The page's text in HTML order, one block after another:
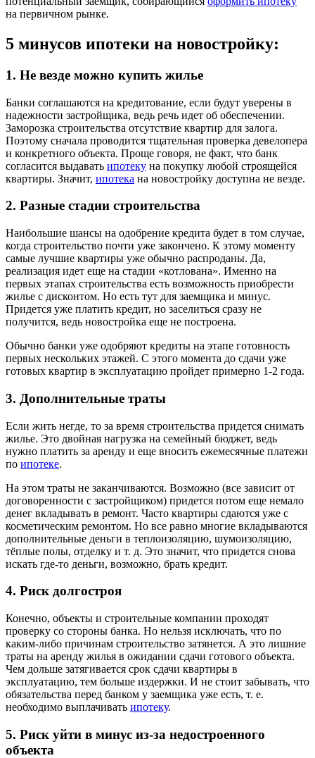
на первичном рынке.
5 минусов ипотеки на новостройку:
1. Не везде можно купить жилье
Банки соглашаются на кредитование, если будут уверены в
надежности застройщика, ведь речь идет об обеспечении.
Заморозка строительства отсутствие квартир для залога.
Поэтому сначала проводится тщательная проверка девелопера
и конкретного объекта. Проще говоря, не факт, что банк
согласится выдавать ипотеку на покупку любой строящейся
квартиры. Значит, ипотека на новостройку доступна не везде.
2. Разные стадии строительства
Наибольшие шансы на одобрение кредита будет в том случае,
когда строительство почти уже закончено. К этому моменту
самые лучшие квартиры уже обычно распроданы. Да,
реализация идет еще на стадии «котлована». Именно на
первых этапах строительства есть возможность приобрести
жилье с дисконтом. Но есть тут для заемщика и минус.
Придется уже платить кредит, но заселиться сразу не
получится, ведь новостройка еще не построена.
Обычно банки уже одобряют кредиты на этапе готовность
первых нескольких этажей. С этого момента до сдачи уже
готовых квартир в эксплуатацию пройдет примерно 1-2 года.
3. Дополнительные траты
Если жить негде, то за время строительства придется снимать
жилье. Это двойная нагрузка на семейный бюджет, ведь
нужно платить за аренду и еще вносить ежемесячные платежи
по ипотеке.
На этом траты не заканчиваются. Возможно (все зависит от
договоренности с застройщиком) придется потом еще немало
денег вкладывать в ремонт. Часто квартиры сдаются уже с
косметическим ремонтом. Но все равно многие вкладываются
дополнительные деньги в теплоизоляцию, шумоизоляцию,
тёплые полы, отделку и т. д. Это значит, что придется снова
искать где-то деньги, возможно, брать кредит.
4. Риск долгостроя
Конечно, объекты и строительные компании проходят
проверку со стороны банка. Но нельзя исключать, что по
каким-либо причинам строительство затянется. А это лишние
траты на аренду жилья в ожидании сдачи готового объекта.
Чем дольше затягивается срок сдачи квартиры в
эксплуатацию, тем больше издержки. И не стоит забывать, что
обязательства перед банком у заемщика уже есть, т. е.
необходимо выплачивать ипотеку.
5. Риск уйти в минус из-за недостроенного
объекта